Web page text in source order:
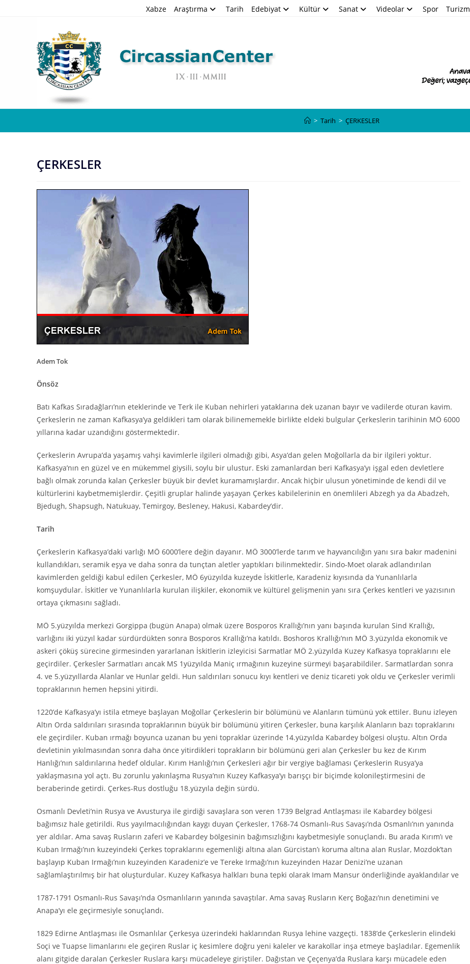
Xabze Araştırma Tarih Edebiyat Kültür Sanat Videolar Spor Turizm
> Tarih > ÇERKESLER
ÇERKESLER
Adem Tok
Önsöz
Batı Kafkas Sıradağları’nın eteklerinde ve Terk ile Kuban nehirleri yataklarına dek uzanan bayır ve vadilerde oturan kavim.
Çerkeslerin ne zaman Kafkasya’ya geldikleri tam olarak bilinememekle birlikte eldeki bulgular Çerkeslerin tarihinin MÖ 6000
yıllarına kadar uzandığını göstermektedir.
Çerkeslerin Avrupa’da yaşamış vahşi kavimlerle ilgileri olmadığı gibi, Asya’dan gelen Moğollarla da bir ilgileri yoktur.
Kafkasya’nın en güzel ve en mükemmel giysili, soylu bir ulustur. Eski zamanlardan beri Kafkasya’yı işgal eden devletlere
bağlı olmak zorunda kalan Çerkesler büyük bir devlet kuramamışlardır. Ancak hiçbir ulusun yönetiminde de kendi dil ve
kültürlerini kaybetmemişlerdir. Çeşitli gruplar halinde yaşayan Çerkes kabilelerinin en önemlileri Abzegh ya da Abadzeh,
Bjedugh, Shapsugh, Natukuay, Temirgoy, Besleney, Hakusi, Kabardey’dir.
Tarih
Çerkeslerin Kafkasya’daki varlığı MÖ 6000’lere değin dayanır. MÖ 3000’lerde tarım ve hayvancılığın yanı sıra bakır madenini
kullandıkları, seramik eşya ve daha sonra da tunçtan aletler yaptıkları bilinmektedir. Sindo-Moet olarak adlandırılan
kavimlerden geldiği kabul edilen Çerkesler, MÖ 6yüzyılda kuzeyde İskitlerle, Karadeniz kıyısında da Yunanlılarla
komşuydular. İskitler ve Yunanlılarla kurulan ilişkiler, ekonomik ve kültürel gelişmenin yanı sıra Çerkes kentleri ve yazısının
ortaya çıkmasını sağladı.
MÖ 5.yüzyılda merkezi Gorgippa (bugün Anapa) olmak üzere Bosporos Krallığı’nın yanı başında kurulan Sind Krallığı,
varlığını iki yüzyıl kadar sürdürdükten sonra Bosporos Krallığı’na katıldı. Boshoros Krallığı’nın MÖ 3.yüzyılda ekonomik ve
askeri çöküş sürecine girmesinden yararlanan İskitlerin izleyicisi Sarmatlar MÖ 2.yüzyılda Kuzey Kafkasya topraklarını ele
geçirdiler. Çerkesler Sarmatları ancak MS 1yüzyılda Maniç ırmağının kuzeyine sürmeyi başarabildiler. Sarmatlardan sonra
4. ve 5.yüzyıllarda Alanlar ve Hunlar geldi. Hun saldırıları sonucu kıyı kentleri ve deniz ticareti yok oldu ve Çerkesler verimli
topraklarının hemen hepsini yitirdi.
1220’de Kafkasya’yı istila etmeye başlayan Moğollar Çerkeslerin bir bölümünü ve Alanların tümünü yok ettiler. Bunu izleyen
Altın Orda saldırıları sırasında topraklarının büyük bir bölümünü yitiren Çerkesler, buna karşılık Alanların bazı topraklarını
ele geçirdiler. Kuban ırmağı boyunca uzanan bu yeni topraklar üzerinde 14.yüzyılda Kabardey bölgesi oluştu. Altın Orda
devletinin yıkılmasından sonra daha önce yitirdikleri toprakların bir bölümünü geri alan Çerkesler bu kez de Kırım
Hanlığı’nın saldırılarına hedef oldular. Kırım Hanlığı’nın Çerkesleri ağır bir vergiye bağlaması Çerkeslerin Rusya’ya
yaklaşmasına yol açtı. Bu zorunlu yakınlaşma Rusya’nın Kuzey Kafkasya’yı barışçı bir biçimde kolonileştirmesini de
beraberinde getirdi. Çerkes-Rus dostluğu 18.yüzyıla değin sürdü.
Osmanlı Devleti’nin Rusya ve Avusturya ile girdiği savaşlara son veren 1739 Belgrad Antlaşması ile Kabardey bölgesi
bağımsız hale getirildi. Rus yayılmacılığından kaygı duyan Çerkesler, 1768-74 Osmanlı-Rus Savaşı’nda Osmanlı’nın yanında
yer aldılar. Ama savaş Rusların zaferi ve Kabardey bölgesinin bağımsızlığını kaybetmesiyle sonuçlandı. Bu arada Kırım’ı ve
Kuban Irmağı’nın kuzeyindeki Çerkes topraklarını egemenliği altına alan Gürcistan’ı koruma altına alan Ruslar, Mozdok’tan
başlayıp Kuban Irmağı’nın kuzeyinden Karadeniz’e ve Tereke Irmağı’nın kuzeyinden Hazar Denizi’ne uzanan
sağlamlaştırılmış bir hat oluşturdular. Kuzey Kafkasya halkları buna tepki olarak Imam Mansur önderliğinde ayaklandılar ve
1787-1791 Osmanlı-Rus Savaşı’nda Osmanlıların yanında savaştılar. Ama savaş Rusların Kerç Boğazı’nın denetimini ve
Anapa’yı ele geçirmesiyle sonuçlandı.
1829 Edirne Antlaşması ile Osmanlılar Çerkesya üzerindeki haklarından Rusya lehine vazgeçti. 1838’de Çerkeslerin elindeki
Soçi ve Tuapse limanlarını ele geçiren Ruslar iç kesimlere doğru yeni kaleler ve karakollar inşa etmeye başladılar. Egemenlik
alanı gitgide daralan Çerkesler Ruslara karşı mücadeleye giriştiler. Dağıstan ve Çeçenya’da Ruslara karşı mücadele eden